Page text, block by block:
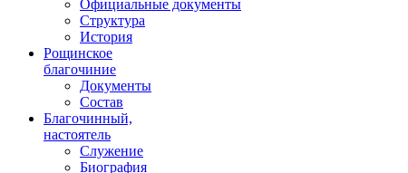
Официальные документы
Структура
История
Рощинское
благочиние
Документы
Состав
Благочинный,
настоятель
Служение
Биография